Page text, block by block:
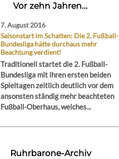
Vor zehn Jahren...
7. August 2016
Saisonstart im Schatten: Die 2. Fußball-
Bundesliga hätte durchaus mehr
Beachtung verdient!
Traditionell startet die 2. Fußball-
Bundesliga mit ihren ersten beiden
Spieltagen zeitlich deutlich vor dem
ansonsten ständig mehr beachteten
Fußball-Oberhaus, welches...
Ruhrbarone-Archiv